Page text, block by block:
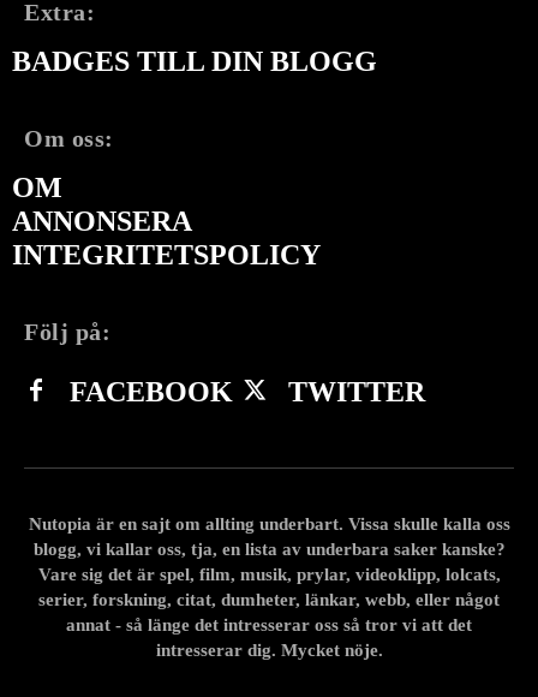
Extra:
BADGES TILL DIN BLOGG
Om oss:
OM
ANNONSERA
INTEGRITETSPOLICY
Följ på:
FACEBOOK TWITTER
Nutopia är en sajt om allting underbart. Vissa skulle kalla oss
blogg, vi kallar oss, tja, en lista av underbara saker kanske?
Vare sig det är spel, film, musik, prylar, videoklipp, lolcats,
serier, forskning, citat, dumheter, länkar, webb, eller något
annat - så länge det intresserar oss så tror vi att det
intresserar dig. Mycket nöje.